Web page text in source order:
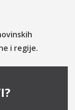
i regije.